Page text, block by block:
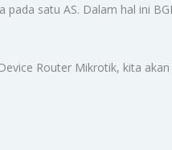
satu AS. Dalam hal ini
Router Mikrotik, kita